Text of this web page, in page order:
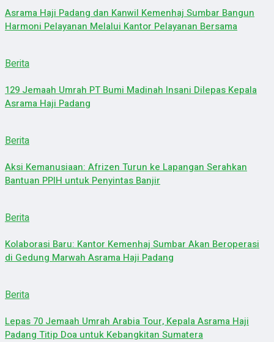
Asrama Haji Padang dan Kanwil Kemenhaj Sumbar Bangun
Harmoni Pelayanan Melalui Kantor Pelayanan Bersama
Berita
129 Jemaah Umrah PT Bumi Madinah Insani Dilepas Kepala
Asrama Haji Padang
Berita
Aksi Kemanusiaan: Afrizen Turun ke Lapangan Serahkan
Bantuan PPIH untuk Penyintas Banjir
Berita
Kolaborasi Baru: Kantor Kemenhaj Sumbar Akan Beroperasi
di Gedung Marwah Asrama Haji Padang
Berita
Lepas 70 Jemaah Umrah Arabia Tour, Kepala Asrama Haji
Padang Titip Doa untuk Kebangkitan Sumatera